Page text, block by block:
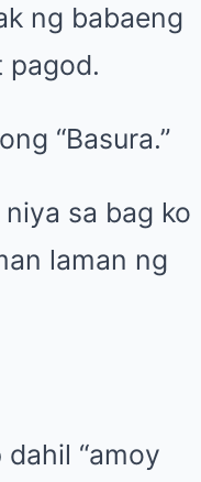
ng babaeng
pagod.
“Basura.”
sa bag ko
laman ng
“amoy